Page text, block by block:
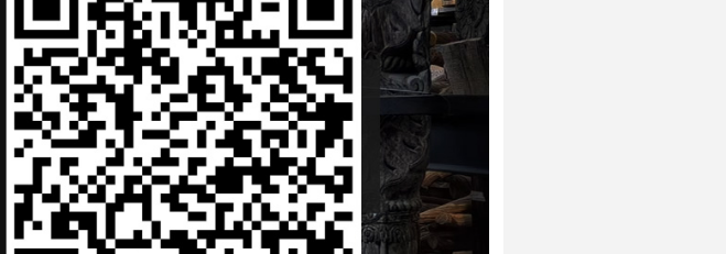
印度美人链-鼻环
4100880351499
一口价：44.00
印度美人链-鼻环
4100880341499
一口价：44.